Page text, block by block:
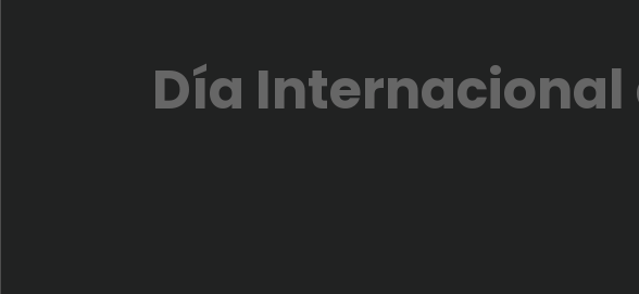
Día Internacional